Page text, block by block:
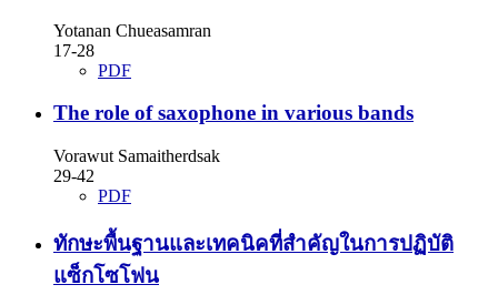
Yotanan Chueasamran
17-28
PDF
The role of saxophone in various bands
Vorawut Samaitherdsak
29-42
PDF
ทักษะพื้นฐานและเทคนิคที่สำคัญในการปฏิบัติ
แซ็กโซโฟน